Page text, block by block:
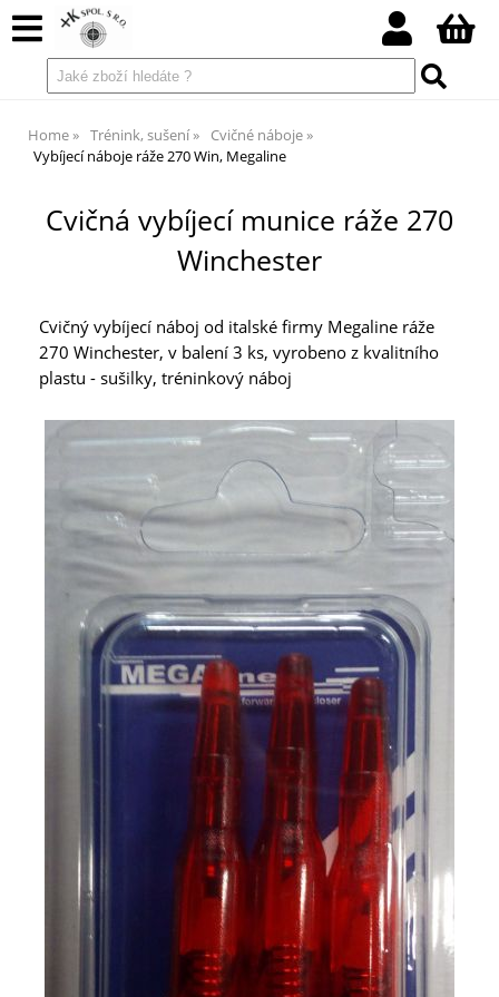
Home Trénink, sušení
Cvičné náboje
Vybíjecí náboje ráže 270 Win, Megaline
Cvičná vybíjecí munice ráže 270
Winchester
Cvičný vybíjecí náboj od italské firmy Megaline ráže
270 Winchester, v balení 3 ks, vyrobeno z kvalitního
plastu - sušilky, tréninkový náboj